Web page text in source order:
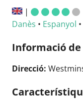
|
Danès • Espanyol •
Informació
Direcció: